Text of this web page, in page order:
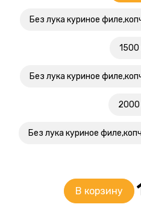
Без лука куриное
1500
Без лука куриное
2000
Без лука куриное